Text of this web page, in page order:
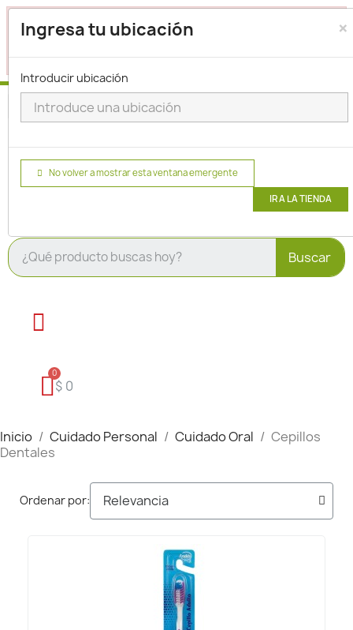
Seleccione su ubicación para que podamos verificar si
actualmente prestamos servicio en su área.
aquípara seleccionar una ubicación.
×
Ingresa tu ubicación
Introducir ubicación
No volver a mostrar esta ventana emergente
IR A LA TIENDA
Buscar
$ 0
Inicio Cuidado Personal Cuidado Oral
Cepillos
Dentales
Ordenar por: